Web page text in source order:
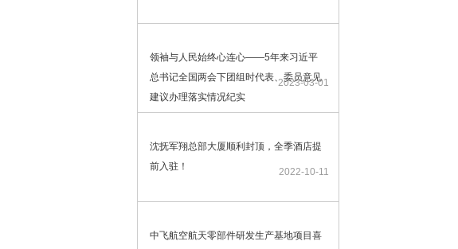
领袖与人民始终心连心——5年来习近平
总书记全国两会下团组时代表、委员意见
建议办理落实情况纪实
2023-03-01
沈抚军翔总部大厦顺利封顶，全季酒店提
前入驻！
2022-10-11
中飞航空航天零部件研发生产基地项目喜